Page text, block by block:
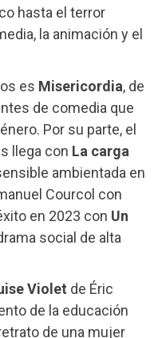
hasta el terror
la animación y el
es Misericordia, de
de comedia que
Por su parte, el
llega con La carga
ambientada en
Courcol con
en 2023 con Un
social de alta
Violet de Éric
de la educación
de una mujer